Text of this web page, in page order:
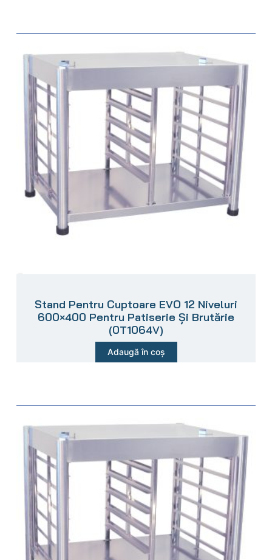
Stand Pentru Cuptoare EVO 12 Niveluri
600×400 Pentru Patiserie Și Brutărie
(0T1064V)
Adaugă în coș